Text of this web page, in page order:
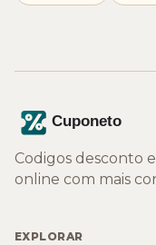
Codigos desconto
online com mais
EXPLORAR